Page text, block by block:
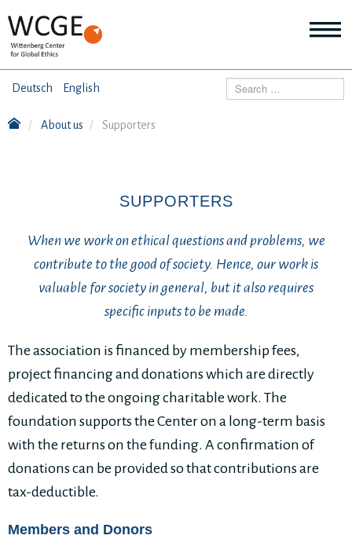
Deutsch English HOME
Search
About us Supporters
SUPPORTERS
When we work on ethical questions and problems, we
contribute to the good of society. Hence, our work is
valuable for society in general, but it also requires
specific inputs to be made.
The association is financed by membership fees,
project financing and donations which are directly
dedicated to the ongoing charitable work. The
foundation supports the Center on a long-term basis
with the returns on the funding. A confirmation of
donations can be provided so that contributions are
tax-deductible.
Members and Donors